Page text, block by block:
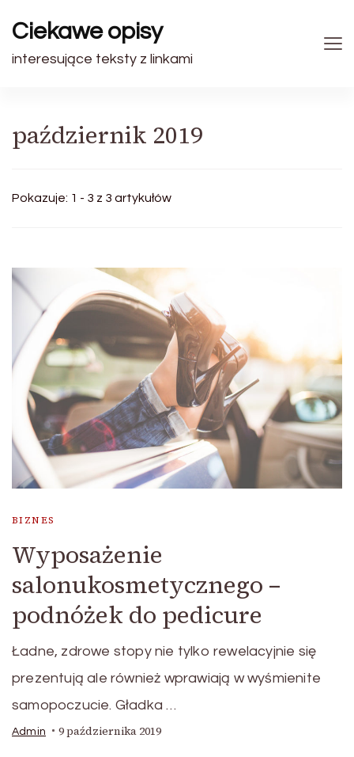
Ciekawe opisy
interesujące teksty z linkami
październik 2019
Pokazuje: 1 - 3 z 3 artykułów
BIZNES
Wyposażenie
salonukosmetycznego –
podnóżek do pedicure
Ładne, zdrowe stopy nie tylko rewelacyjnie się
prezentują ale również wprawiają w wyśmienite
samopoczucie. Gładka …
Admin 9 października 2019